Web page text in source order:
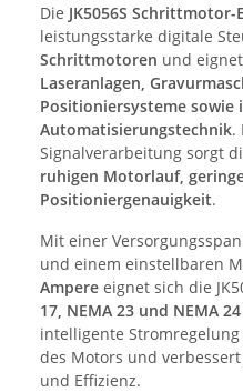
Die JK5056S Schrittmotor-
leistungsstarke digitale
Schrittmotoren und
Laseranlagen,
Positioniersysteme sowie
Automatisierungstechnik.
Signalverarbeitung sorgt
ruhigen Motorlauf,
Positioniergenauigkeit.
Mit einer
und einem einstellbaren
Ampere eignet sich die
17, NEMA 23 und NEMA
intelligente
des Motors und
und Effizienz.